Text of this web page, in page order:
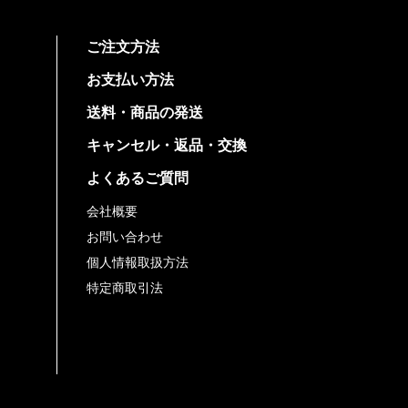
ご注文方法
お支払い方法
送料・商品の発送
キャンセル・返品・交換
よくあるご質問
会社概要
お問い合わせ
個人情報取扱方法
特定商取引法